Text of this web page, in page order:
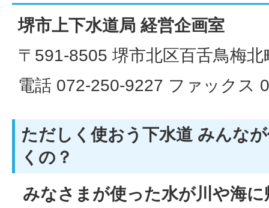
堺市上下水道局 経営企画室
〒591-8505 堺市北区百舌鳥梅
電話 072-250-9227 ファックス
ただしく使おう下水道 みんな
くの？
みなさまが使った水が川や海